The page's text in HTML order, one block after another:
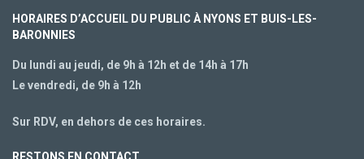
HORAIRES D’ACCUEIL DU PUBLIC À NYONS ET BUIS-LES-
BARONNIES
Du lundi au jeudi, de 9h à 12h et de 14h à 17h
Le vendredi, de 9h à 12h
Sur RDV, en dehors de ces horaires.